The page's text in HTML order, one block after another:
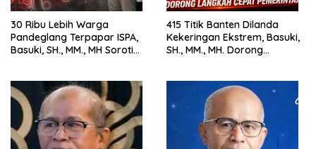
30 Ribu Lebih Warga
Pandeglang Terpapar ISPA,
Basuki, SH., MM., MH Soroti
415 Titik Banten Dilanda
Kekeringan Ekstrem, Basuki,
SH., MM., MH. Dorong